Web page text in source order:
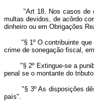
"Art 18. Nos casos de
multas devidos, de acôrdo
dinheiro ou em Obrigações
"§ 1º O contribuinte que
crime de sonegação fiscal,
"§ 2º Extingue-se a
penal se o montante do
"§ 3º As disposições dêste
país".